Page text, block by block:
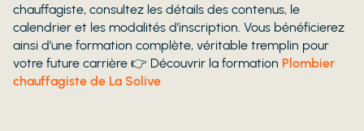
chauffagiste, consultez les détails des contenus, le
calendrier et les modalités d’inscription. Vous bénéficierez
ainsi d’une formation complète, véritable tremplin pour
votre future carrière 👉 Découvrir la formation Plombier
chauffagiste de La Solive